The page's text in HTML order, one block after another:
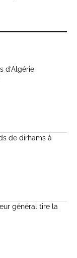
d’Algérie
de dirhams à
général tire la